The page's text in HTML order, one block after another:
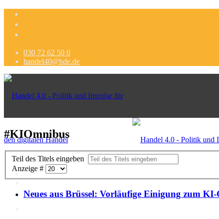
030 72 62 50 0
handel40@hde.de
#KIOmnibus
Teil des Titels eingeben
Anzeige #
Neues aus Brüssel: Vorläufige Einigung zum